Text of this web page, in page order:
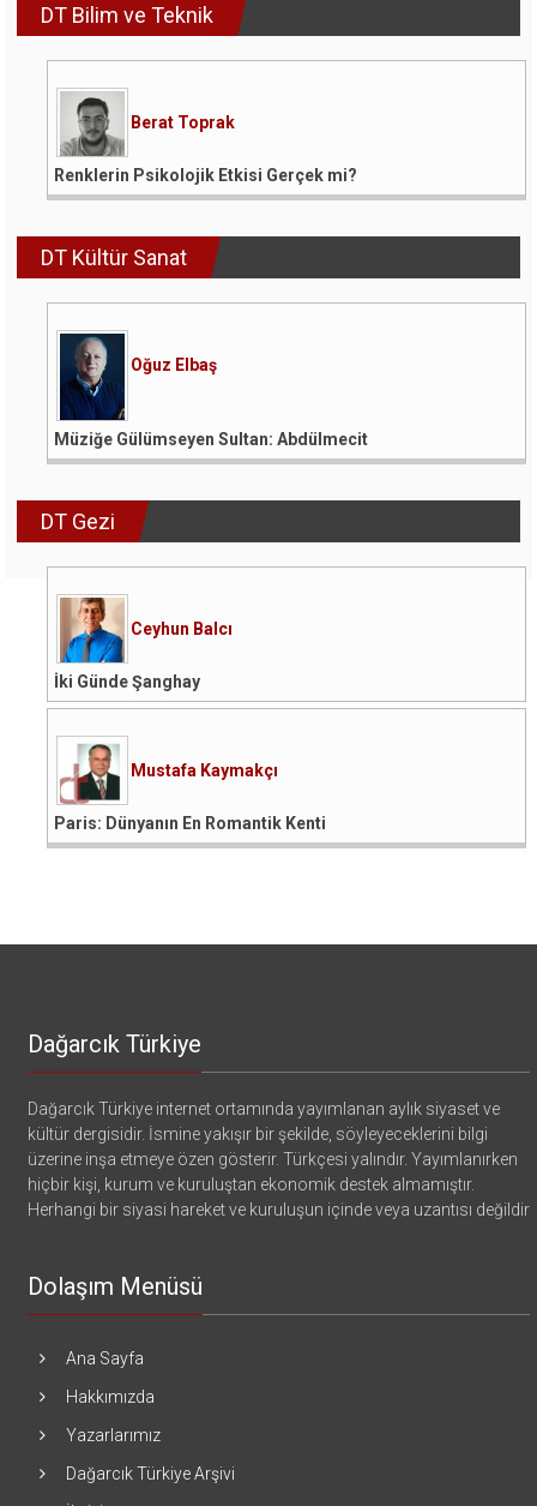
DT Bilim ve Teknik
Berat Toprak
Renklerin Psikolojik Etkisi Gerçek mi?
DT Kültür Sanat
Oğuz Elbaş
Müziğe Gülümseyen Sultan: Abdülmecit
DT Gezi
Ceyhun Balcı
İki Günde Şanghay
Mustafa Kaymakçı
Paris: Dünyanın En Romantik Kenti
Dağarcık Türkiye
Dağarcık Türkiye internet ortamında yayımlanan aylık siyaset ve
kültür dergisidir. İsmine yakışır bir şekilde, söyleyeceklerini bilgi
üzerine inşa etmeye özen gösterir. Türkçesi yalındır. Yayımlanırken
hiçbir kişi, kurum ve kuruluştan ekonomik destek almamıştır.
Herhangi bir siyasi hareket ve kuruluşun içinde veya uzantısı değildir
Dolaşım Menüsü
Ana Sayfa
Hakkımızda
Yazarlarımız
Dağarcık Türkiye Arşivi